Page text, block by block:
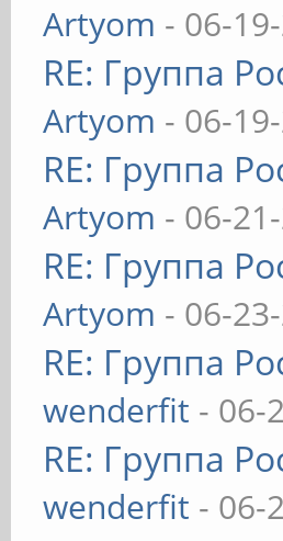
Artyom - 06-
RE: Группа
Artyom - 06-
RE: Группа
Artyom - 06-
RE: Группа
Artyom - 06-
RE: Группа
wenderfit - 06-
RE: Группа
wenderfit - 06-